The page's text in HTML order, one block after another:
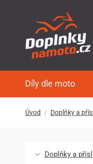
Díly dle moto
Úvod Doplňky a
Doplňky a